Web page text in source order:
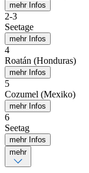
mehr Infos
2-3
Seetage
mehr Infos
4
Roatán (Honduras)
mehr Infos
5
Cozumel (Mexiko)
mehr Infos
6
Seetag
mehr Infos
mehr